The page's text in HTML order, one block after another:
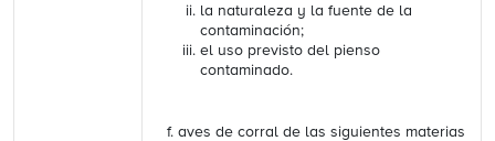
la naturaleza y la fuente de la
contaminación;
el uso previsto del pienso
contaminado.
aves de corral de las siguientes materias